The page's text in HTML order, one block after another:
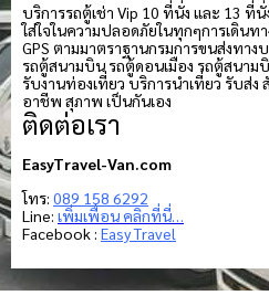
บริการรถตู้เช่า Vip 10 ที่นั่ง และ 13 ที่
ใส่ใจในความปลอดภัยในทุกๆการเดิน
GPS ตามมาตราฐานกรมการขนส่งทาง
รถตู้สนามบิน รถตู้ดอนเมือง รถตู้สนาม
รับงานท่องเที่ยว บริการนำเที่ยว รับส่
อาชีพ สุภาพ เป็นกันเอง
ติดต่อเรา
EasyTravel-Van.com
โทร: 089 158 6292
Line: เพิ่มเพื่อน คลิกที่นี่…
Facebook : Easy Travel